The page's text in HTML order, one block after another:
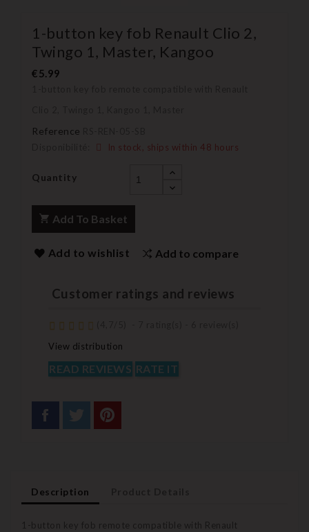
1-button key fob Renault Clio 2,
Twingo 1, Master, Kangoo
€5.99
Reference
In stock, ships within 48 hours
Quantity
Add To Basket
Add to wishlist Add to compare
Customer ratings and reviews
View distribution
READ REVIEWS RATE IT
Description
1-button key fob remote compatible with Renault